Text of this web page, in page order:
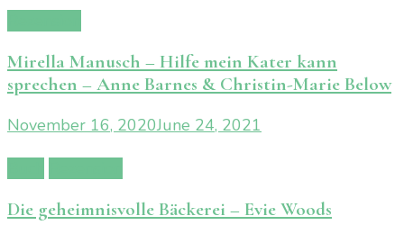
Mirella Manusch – Hilfe mein Kater kann
sprechen – Anne Barnes & Christin-Marie Below
November 16, 2020June 24, 2021
Die geheimnisvolle Bäckerei – Evie Woods